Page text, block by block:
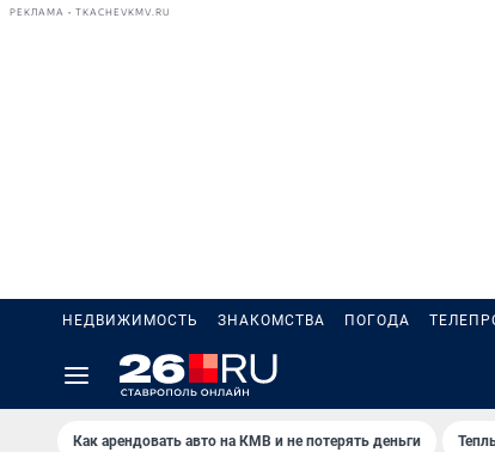
РЕКЛАМА • TKACHEVKMV.RU
НЕДВИЖИМОСТЬ ЗНАКОМСТВА ПОГОДА
Как арендовать авто на КМВ и не потерять деньги